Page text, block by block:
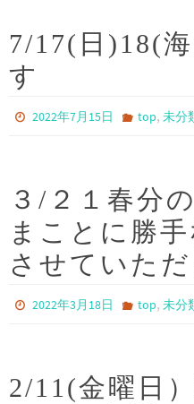
7/17(日)18(
す
2022年7月15日 top, 未分
３/２１春分
まことに勝
させていた
2022年3月18日 top, 未分
2/11(金曜日